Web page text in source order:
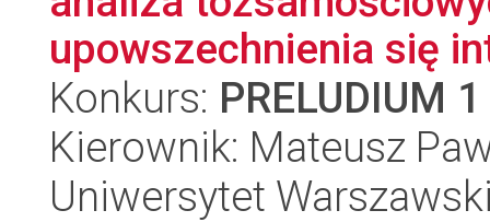
upowszechnienia się
Konkurs: PRELUDIUM 1
Kierownik: Mateusz
Uniwersytet